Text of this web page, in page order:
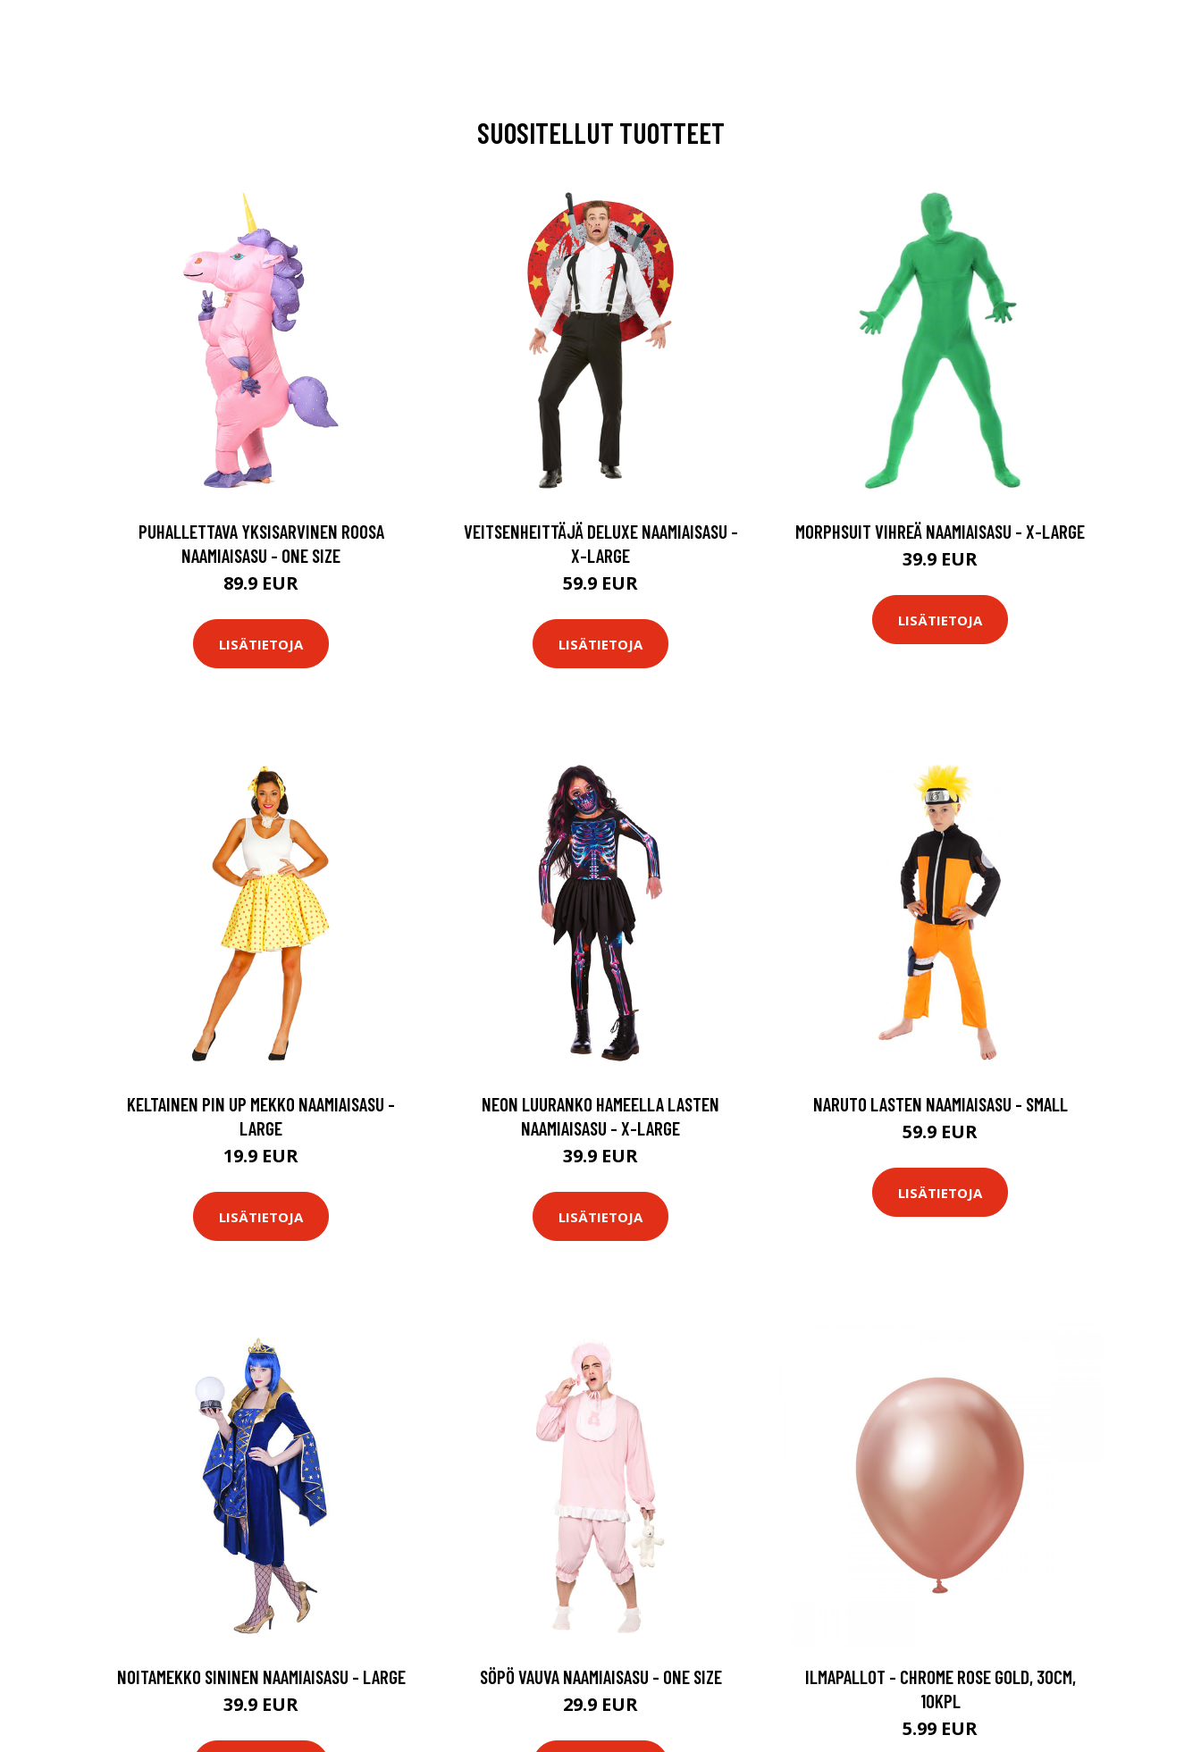
SUOSITELLUT TUOTTEET
PUHALLETTAVA YKSISARVINEN ROOSA
NAAMIAISASU - ONE SIZE
89.9 EUR
LISÄTIETOJA
VEITSENHEITTÄJÄ DELUXE NAAMIAISASU -
X-LARGE
59.9 EUR
LISÄTIETOJA
MORPHSUIT VIHREÄ NAAMIAISASU - X-LARGE
39.9 EUR
LISÄTIETOJA
KELTAINEN PIN UP MEKKO NAAMIAISASU -
LARGE
19.9 EUR
LISÄTIETOJA
NEON LUURANKO HAMEELLA LASTEN
NAAMIAISASU - X-LARGE
39.9 EUR
LISÄTIETOJA
NARUTO LASTEN NAAMIAISASU - SMALL
59.9 EUR
LISÄTIETOJA
NOITAMEKKO SININEN NAAMIAISASU - LARGE
39.9 EUR
SÖPÖ VAUVA NAAMIAISASU - ONE SIZE
29.9 EUR
ILMAPALLOT - CHROME ROSE GOLD, 30CM,
10KPL
5.99 EUR